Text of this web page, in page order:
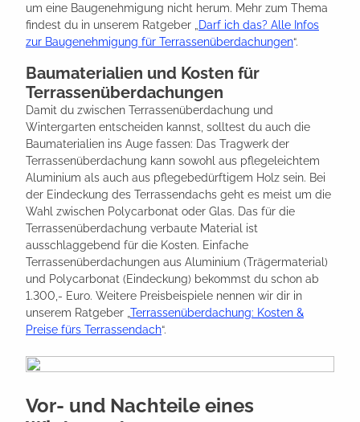
um eine Baugenehmigung nicht herum. Mehr zum Thema
findest du in unserem Ratgeber „
Darf ich das? Alle Infos
zur Baugenehmigung für Terrassenüberdachungen“.
Baumaterialien und Kosten für
Terrassenüberdachungen
Damit du zwischen Terrassenüberdachung und
Wintergarten entscheiden kannst, solltest du auch die
Baumaterialien ins Auge fassen: Das Tragwerk der
Terrassenüberdachung kann sowohl aus pflegeleichtem
Aluminium als auch aus pflegebedürftigem Holz sein. Bei
der Eindeckung des Terrassendachs geht es meist um die
Wahl zwischen Polycarbonat oder Glas. Das für die
Terrassenüberdachung verbaute Material ist
ausschlaggebend für die Kosten. Einfache
Terrassenüberdachungen aus Aluminium (Trägermaterial)
und Polycarbonat (Eindeckung) bekommst du schon ab
1.300,- Euro. Weitere Preisbeispiele nennen wir dir in
unserem Ratgeber „ Terrassenüberdachung: Kosten &
Preise fürs Terrassendach“.
Vor- und Nachteile eines